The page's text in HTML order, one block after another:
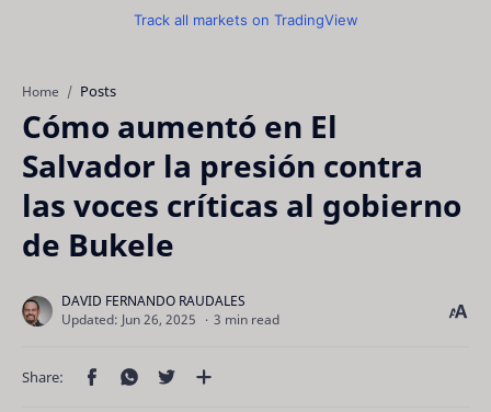
Track all markets on TradingView
Home Posts
Cómo aumentó en El
Salvador la presión contra
las voces críticas al gobierno
de Bukele
3 min read